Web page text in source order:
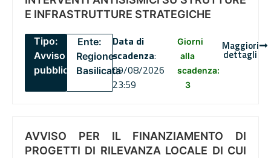
E INFRASTRUTTURE STRATEGICHE
Tipo:
Avviso
pubblico
Ente:
Regione
Basilicata
Data di
scadenza:
09/08/2026
23:59
Giorni
alla
scadenza:
3
Maggiori
dettagli
AVVISO PER IL FINANZIAMENTO DI
PROGETTI DI RILEVANZA LOCALE DI CUI